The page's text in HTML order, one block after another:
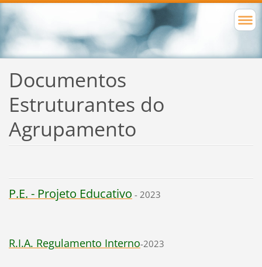
Documentos
Estruturantes do
Agrupamento
P.E. - Projeto Educativo - 2023
R.I.A. Regulamento Interno-2023